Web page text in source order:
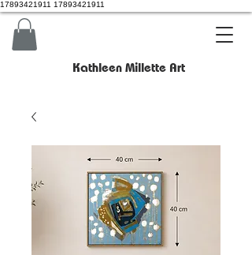
17893421911 17893421911
Kathleen Millette Art